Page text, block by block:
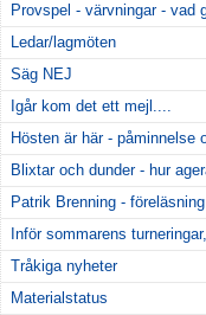
Provspel - värvningar - vad
Ledar/lagmöten
Säg NEJ
Igår kom det ett mejl....
Hösten är här - påminnelse
Blixtar och dunder - hur
Patrik Brenning -
Inför sommarens
Tråkiga nyheter
Materialstatus